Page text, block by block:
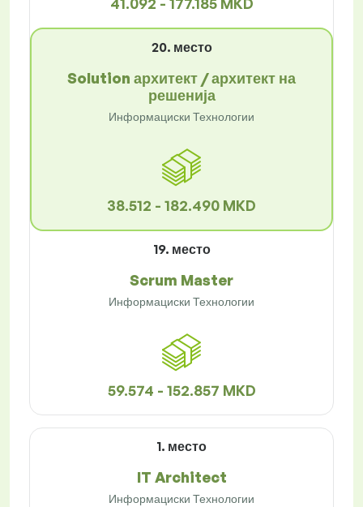
20. место
Solution архитект / архитект на
решенија
Информациски Технологии
38.512 - 182.490 MKD
19. место
Scrum Master
Информациски Технологии
59.574 - 152.857 MKD
1. место
IT Architect
Информациски Технологии